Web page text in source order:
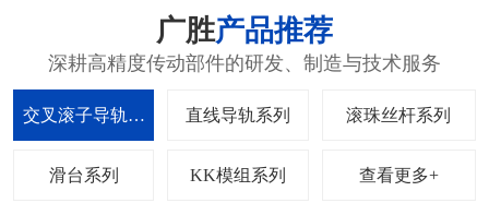
广胜产品推荐
深耕高精度传动部件的研发、制造与技术服务
交叉滚子导轨系
列
直线导轨系列 滚珠丝杆系列
滑台系列 KK模组系列 查看更多+